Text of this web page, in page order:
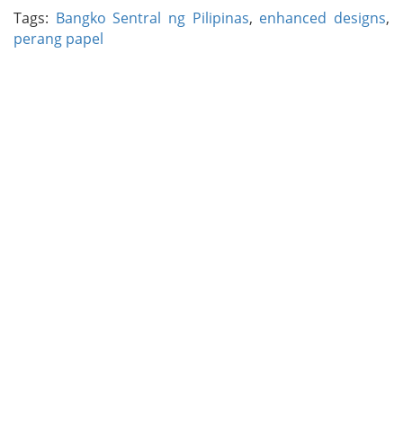
Tags: Bangko Sentral ng Pilipinas, enhanced designs,
perang papel